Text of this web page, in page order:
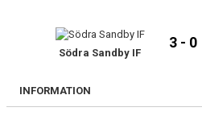
BILDGALLERI
DOKUMENT
Södra Sandby IF
3 - 0
INFORMATION